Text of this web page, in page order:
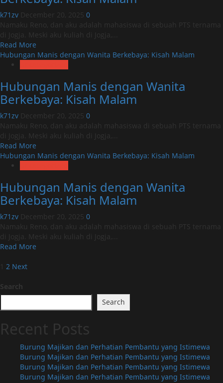
Wanita
Berkebaya:
Kisah
Malam
k71zv December 20, 2025 0
Namaku Reno, dan aku adalah mahasiswa di sebuah PTS ternama
di Jogja. Meski aku kuliah di Jogja,...
Read More
more
Manis
dengan
Wanita
Berkebaya:
Kisah
Malam
Hubungan Manis dengan Wanita Berkebaya: Kisah Malam
Hubungan Manis dengan Wanita
Berkebaya: Kisah Malam
k71zv December 20, 2025 0
Namaku Reno, dan aku adalah mahasiswa di sebuah PTS ternama
di Jogja. Meski aku kuliah di Jogja,...
Read More
more
Manis
dengan
Wanita
Berkebaya:
Kisah
Malam
Hubungan Manis dengan Wanita Berkebaya: Kisah Malam
Hubungan Manis dengan Wanita
Berkebaya: Kisah Malam
k71zv December 20, 2025 0
Namaku Reno, dan aku adalah mahasiswa di sebuah PTS ternama
di Jogja. Meski aku kuliah di Jogja,...
Read More
dengan
Kisah
Malam
Posts
pagination
2 Next
Search
Search
Recent Posts
Burung Majikan dan Perhatian Pembantu yang Istimewa
Burung Majikan dan Perhatian Pembantu yang Istimewa
Burung Majikan dan Perhatian Pembantu yang Istimewa
Burung Majikan dan Perhatian Pembantu yang Istimewa